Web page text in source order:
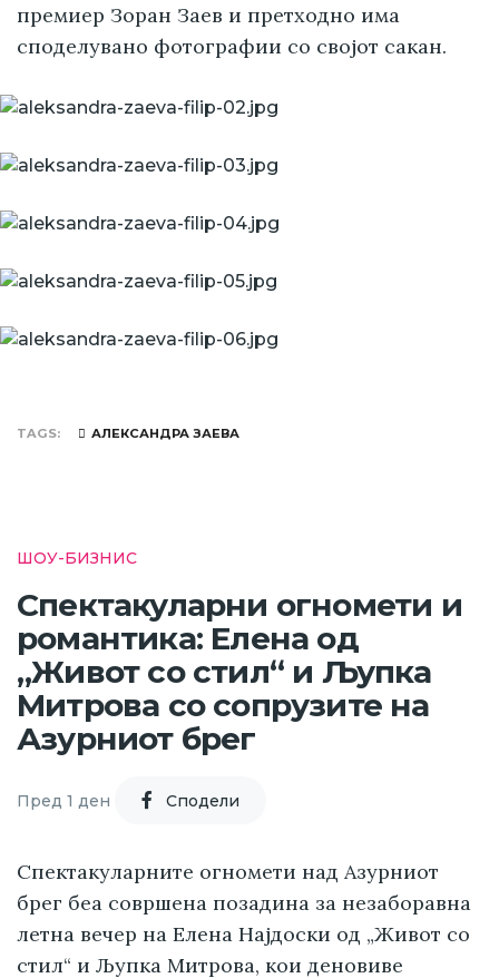
премиер Зоран Заев и претходно има
споделувано фотографии со својот сакан.
TAGS АЛЕКСАНДРА ЗАЕВА
ШОУ-БИЗНИС
Спектакуларни огномети и
романтика: Елена од
„Живот со стил“ и Љупка
Митрова со сопрузите на
Азурниот брег
Пред 1 ден Cподели
Спектакуларните огномети над Азурниот
брег беа совршена позадина за незаборавна
летна вечер на Елена Најдоски од „Живот со
стил“ и Љупка Митрова, кои деновиве